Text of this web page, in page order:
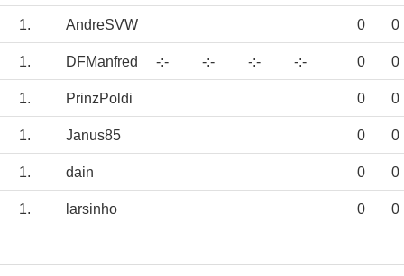
1. AndreSVW 0 0
1. DFManfred -:- -:- -:- -:- 0 0
1. PrinzPoldi 0 0
1. Janus85 0 0
1. dain 0 0
1. larsinho 0 0